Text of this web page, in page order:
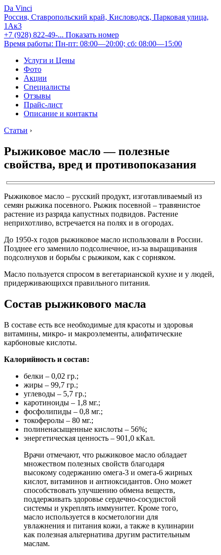
Da Vinci
Россия, Ставропольский край, Кисловодск, Парковая улица,
1Ак3
+7 (928) 822-49-... Показать номер
Время работы: Пн-пт: 08:00—20:00; сб: 08:00—15:00
Услуги и Цены
Фото
Акции
Специалисты
Отзывы
Прайс-лист
Описание и контакты
Статьи ›
Рыжиковое масло — полезные
свойства, вред и противопоказания
Рыжиковое масло – русский продукт, изготавливаемый из
семян рыжика посевного. Рыжик посевной – травянистое
растение из разряда капустных подвидов. Растение
неприхотливо, встречается на полях и в огородах.
До 1950-х годов рыжиковое масло использовали в России.
Позднее его заменило подсолнечное, из-за выращивания
подсолнухов и борьбы с рыжиком, как с сорняком.
Масло пользуется спросом в вегетарианской кухне и у людей,
придерживающихся правильного питания.
Состав рыжикового масла
В составе есть все необходимые для красоты и здоровья
витамины, микро- и макроэлементы, алифатические
карбоновые кислоты.
Калорийность и состав:
белки – 0,02 гр.;
жиры – 99,7 гр.;
углеводы – 5,7 гр.;
каротиноиды – 1,8 мг.;
фосфолипиды – 0,8 мг.;
токоферолы – 80 мг.;
полиненасыщенные кислоты – 56%;
энергетическая ценность – 901,0 кКал.
Врачи отмечают, что рыжиковое масло обладает
множеством полезных свойств благодаря
высокому содержанию омега-3 и омега-6 жирных
кислот, витаминов и антиоксидантов. Оно может
способствовать улучшению обмена веществ,
поддерживать здоровье сердечно-сосудистой
системы и укреплять иммунитет. Кроме того,
масло используется в косметологии для
увлажнения и питания кожи, а также в кулинарии
как полезная альтернатива другим растительным
маслам.